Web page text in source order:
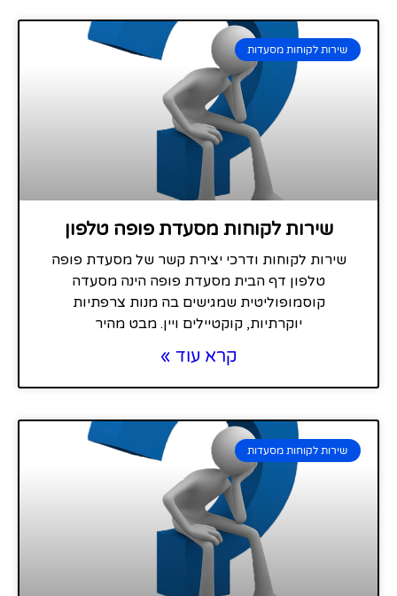
שירות לקוחות מסעדות
שירות לקוחות מסעדת פופה טלפון
שירות לקוחות ודרכי יצירת קשר של מסעדת פופה
טלפון דף הבית מסעדת פופה הינה מסעדה
קוסמופוליטית שמגישים בה מנות צרפתיות
יוקרתיות, קוקטיילים ויין. מבט מהיר
קרא עוד »
שירות לקוחות מסעדות